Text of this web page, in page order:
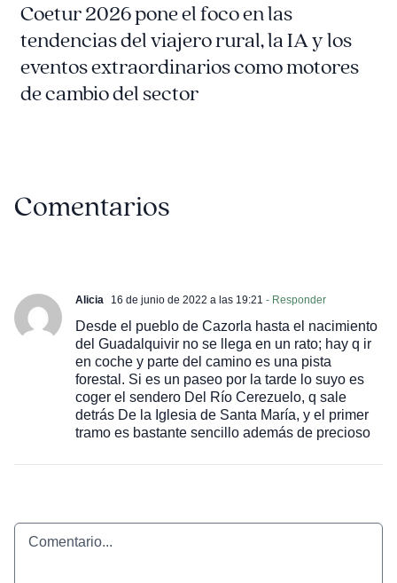
Coetur 2026 pone el foco en las
tendencias del viajero rural, la IA y los
eventos extraordinarios como motores
de cambio del sector
Comentarios
Alicia 16 de junio de 2022 a las 19:21 - Responder
Desde el pueblo de Cazorla hasta el nacimiento
del Guadalquivir no se llega en un rato; hay q ir
en coche y parte del camino es una pista
forestal. Si es un paseo por la tarde lo suyo es
coger el sendero Del Río Cerezuelo, q sale
detrás De la Iglesia de Santa María, y el primer
tramo es bastante sencillo además de precioso
Comentario